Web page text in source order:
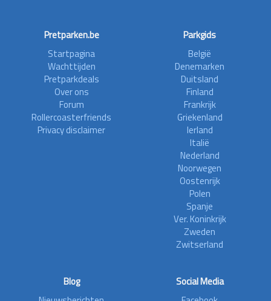
Pretparken.be
Startpagina
Wachttijden
Pretparkdeals
Over ons
Forum
Rollercoasterfriends
Privacy disclaimer
Parkgids
België
Denemarken
Duitsland
Finland
Frankrijk
Griekenland
Ierland
Italië
Nederland
Noorwegen
Oostenrijk
Polen
Spanje
Ver. Koninkrijk
Zweden
Zwitserland
Blog
Social Media